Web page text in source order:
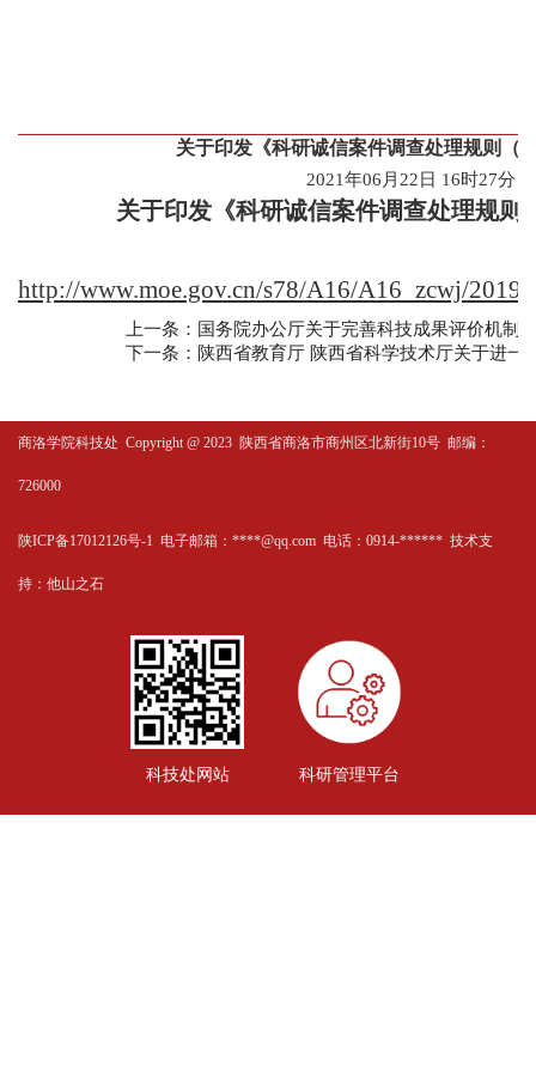
关于印发《科研诚信案件调查处理规则（
2021年06月22日 16时27分
关于印发《科研诚信案件调查处理规则
http://www.moe.gov.cn/s78/A16/A16_zcwj/
上一条：国务院办公厅关于完善科技成果评价机制
下一条：陕西省教育厅 陕西省科学技术厅关于进一
商洛学院科技处 Copyright @ 2023 陕西省商洛市商州区北新街10号 邮编：
726000
陕ICP备17012126号-1 电子邮箱：****@qq.com 电话：0914-****** 技术支
持： 他山之石
科技处网站 科研管理平台